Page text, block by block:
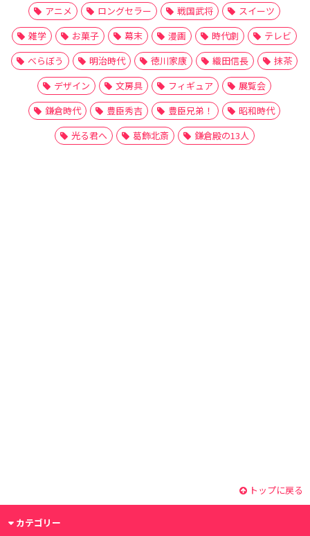
アニメ
ロングセラー 戦国武将
スイーツ
雑学
お菓子 幕末 漫画 時代劇
テレビ
べらぼう
明治時代 徳川家康 織田信長
抹茶
デザイン
文房具 フィギュア
展覧会
鎌倉時代
豊臣秀吉 豊臣兄弟！
昭和時代
光る君へ
葛飾北斎 鎌倉殿の13人
トップに戻る
カテゴリー